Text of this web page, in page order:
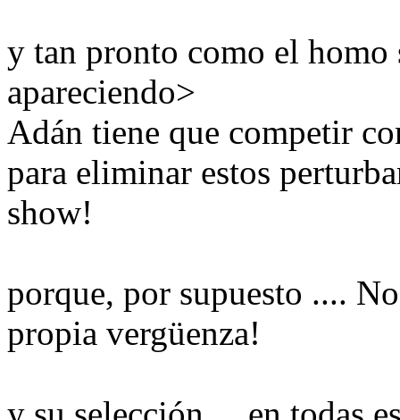
y tan pronto como el homo
apareciendo>
Adán tiene que competir
para eliminar estos
show!
porque, por supuesto .... No
propia vergüenza!